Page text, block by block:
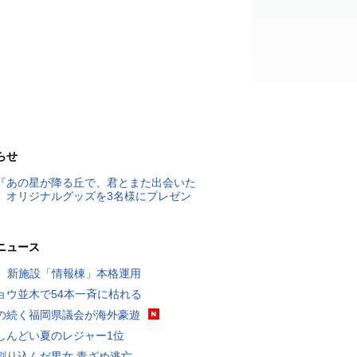
せ
あの星が降る丘で、君とまた出会いた
オリジナルグッズを3名様にプレゼン
ュース
新施設「情報棟」本格運用
ウ並木で54本一斉に枯れる
続く福岡県議会が海外豪遊
んどい夏のレジャー1位